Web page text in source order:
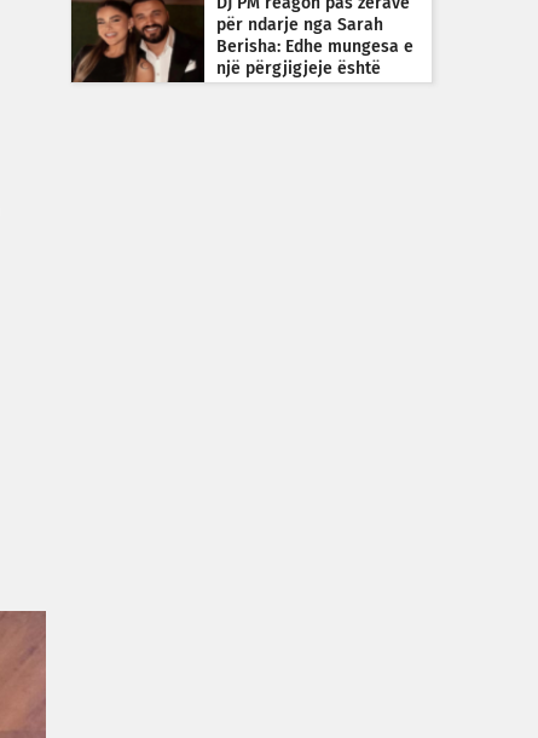
DJ PM reagon pas zërave
për ndarje nga Sarah
Berisha: Edhe mungesa e
një përgjigjeje është